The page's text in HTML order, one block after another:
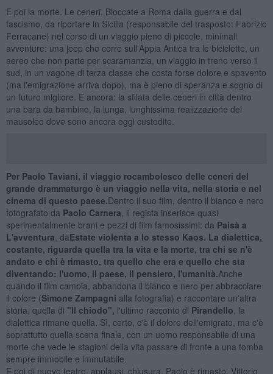
E poi la morte. Le ceneri. Bloccate a Roma dalla guerra e dal
fascismo, da riportare in Sicilia (responsabile del trasposto: Fabrizio
Ferracane) nel corso di un viaggio pieno di piccole, minimali
avventure: una jeep che corre sull'Appia Antica tra le biciclette, un
aereo che non parte per scaramanzia, un viaggio in treno verso il
sud, in un vagone di terza classe che costa forse dolore e spavento
(ma l'emigrazione arriva dopo), ma è pieno di speranza e sogno di
un futuro migliore. E ancora: la sfilata delle ceneri in città dentro
una bara da bambino, la lunga, lunghissima realizzazione del
mausoleo dove sono ancora oggi custodite.
Per Paolo Taviani, il viaggio rocambolesco delle ceneri del
grande drammaturgo è un viaggio nella vita, nella storia e nel
cinema di questo paese.Dentro il suo film, dentro il bianco e nero
fotografato da Paolo Carnera , il regista inserisce quasi
sperimentalmente brani e pezzi di film famosissimi: da Paisà a
L'avventura , daEstate violenta a lo stesso Kaos. La dialettica,
costante, riguarda quella tra la vita e la morte, tra chi se n'è
andato e chi è rimasto, tra quello che era e quello che sta
diventando: l'uomo, il paese, il pensiero, l'umanità.Anche
quando il film cambia, abbandona il bianco e nero per abbracciare
il colore (Simone Zampagni alla fotografia) e raccontare un'altra
storia, quella di "Il chiodo", l'ultimo racconto di Pirandello , la
dialettica rimane quella. Sì, certo, c'è il dolore dell'emigrato, ma c'è
soprattutto quella scena finale, con un uomo responsabile di una
morte che vede le stagioni della vita passare di fronte a una tomba
sempre immobile e immutabile.
E poi di nuovo teatro, applausi, chiusura. Paolo è rimasto, Vittorio